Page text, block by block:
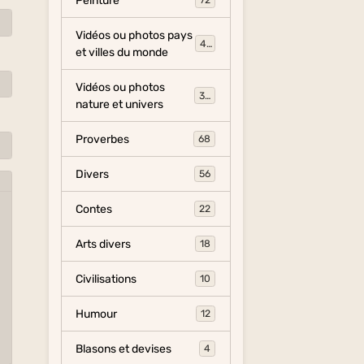
Vidéos ou photos pays
et villes du monde
454
Vidéos ou photos
nature et univers
325
Proverbes 68
Divers 56
Contes 22
Arts divers 18
Civilisations 10
Humour 12
Blasons et devises 4